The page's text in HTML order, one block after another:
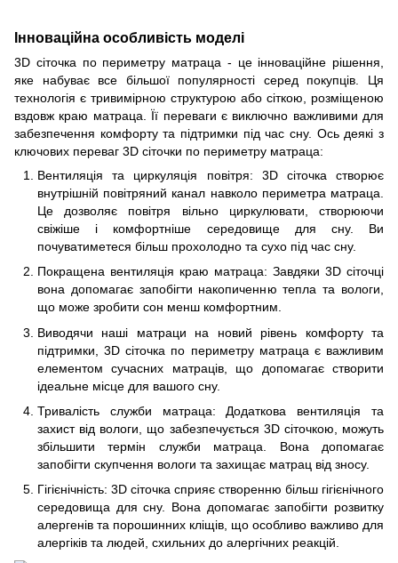
Інноваційна особливість моделі
3D сіточка по периметру матраца - це інноваційне рішення,
яке набуває все більшої популярності серед покупців. Ця
технологія є тривимірною структурою або сіткою, розміщеною
вздовж краю матраца. Її переваги є виключно важливими для
забезпечення комфорту та підтримки під час сну. Ось деякі з
ключових переваг 3D сіточки по периметру матраца:
Вентиляція та циркуляція повітря: 3D сіточка створює
внутрішній повітряний канал навколо периметра матраца.
Це дозволяє повітря вільно циркулювати, створюючи
свіжіше і комфортніше середовище для сну. Ви
почуватиметеся більш прохолодно та сухо під час сну.
Покращена вентиляція краю матраца: Завдяки 3D сіточці
вона допомагає запобігти накопиченню тепла та вологи,
що може зробити сон менш комфортним.
Виводячи наші матраци на новий рівень комфорту та
підтримки, 3D сіточка по периметру матраца є важливим
елементом сучасних матраців, що допомагає створити
ідеальне місце для вашого сну.
Тривалість служби матраца: Додаткова вентиляція та
захист від вологи, що забезпечується 3D сіточкою, можуть
збільшити термін служби матраца. Вона допомагає
запобігти скупчення вологи та захищає матрац від зносу.
Гігієнічність: 3D сіточка сприяє створенню більш гігієнічного
середовища для сну. Вона допомагає запобігти розвитку
алергенів та порошинних кліщів, що особливо важливо для
алергіків та людей, схильних до алергічних реакцій.